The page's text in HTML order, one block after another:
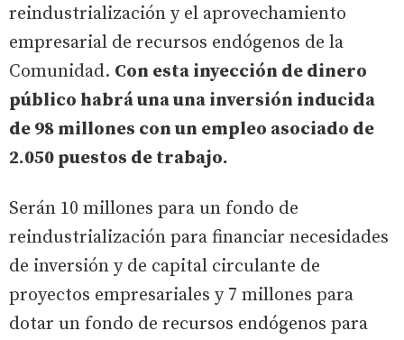
reindustrialización y el aprovechamiento
empresarial de recursos endógenos de la
Comunidad. Con esta inyección de dinero
público habrá una una inversión inducida
de 98 millones con un empleo asociado de
2.050 puestos de trabajo.
Serán 10 millones para un fondo de
reindustrialización para financiar necesidades
de inversión y de capital circulante de
proyectos empresariales y 7 millones para
dotar un fondo de recursos endógenos para